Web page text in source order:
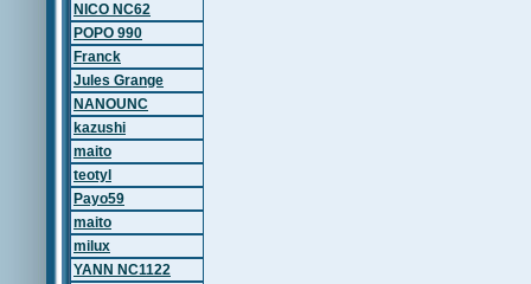
NICO NC62
POPO 990
Franck
Jules Grange
NANOUNC
kazushi
maito
teotyl
Payo59
maito
milux
YANN NC1122